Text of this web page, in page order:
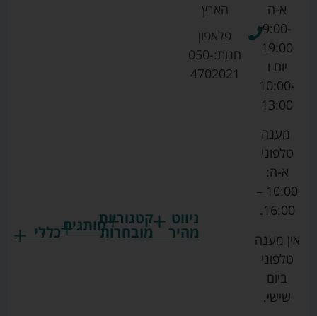
ניווט
מהיר
קטגוריות
מובחרותמותגים
גרקו
כללי
הארץ
פלאפון
חנות:050-
4702021
א-ה
9:00-
19:00
יום ו
10:00-
13:00
מענה
טלפוני
א-ה:
10:00 –
16:00.
אין מענה
טלפוני
ביום
שישי.